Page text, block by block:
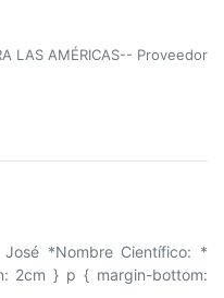
LAS AMÉRICAS-- Proveedor
*Nombre Científico: *
2cm } p { margin-bottom: